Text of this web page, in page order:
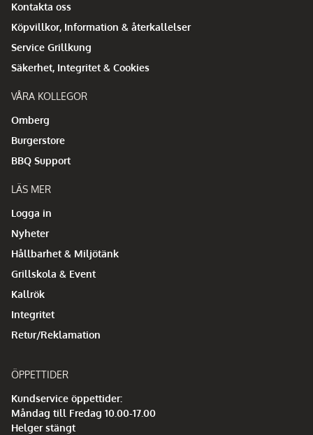
Kontakta oss
Köpvillkor, Information & återkallelser
Service Grillkung
Säkerhet, Integritet & Cookies
VÅRA KOLLEGOR
Omberg
Burgerstore
BBQ Support
LÄS MER
Logga in
Nyheter
Hållbarhet & Miljötänk
Grillskola & Event
Kallrök
Integritet
Retur/Reklamation
ÖPPETTIDER
Kundservice öppettider:
Måndag till Fredag 10.00-17.00
Helger stängt